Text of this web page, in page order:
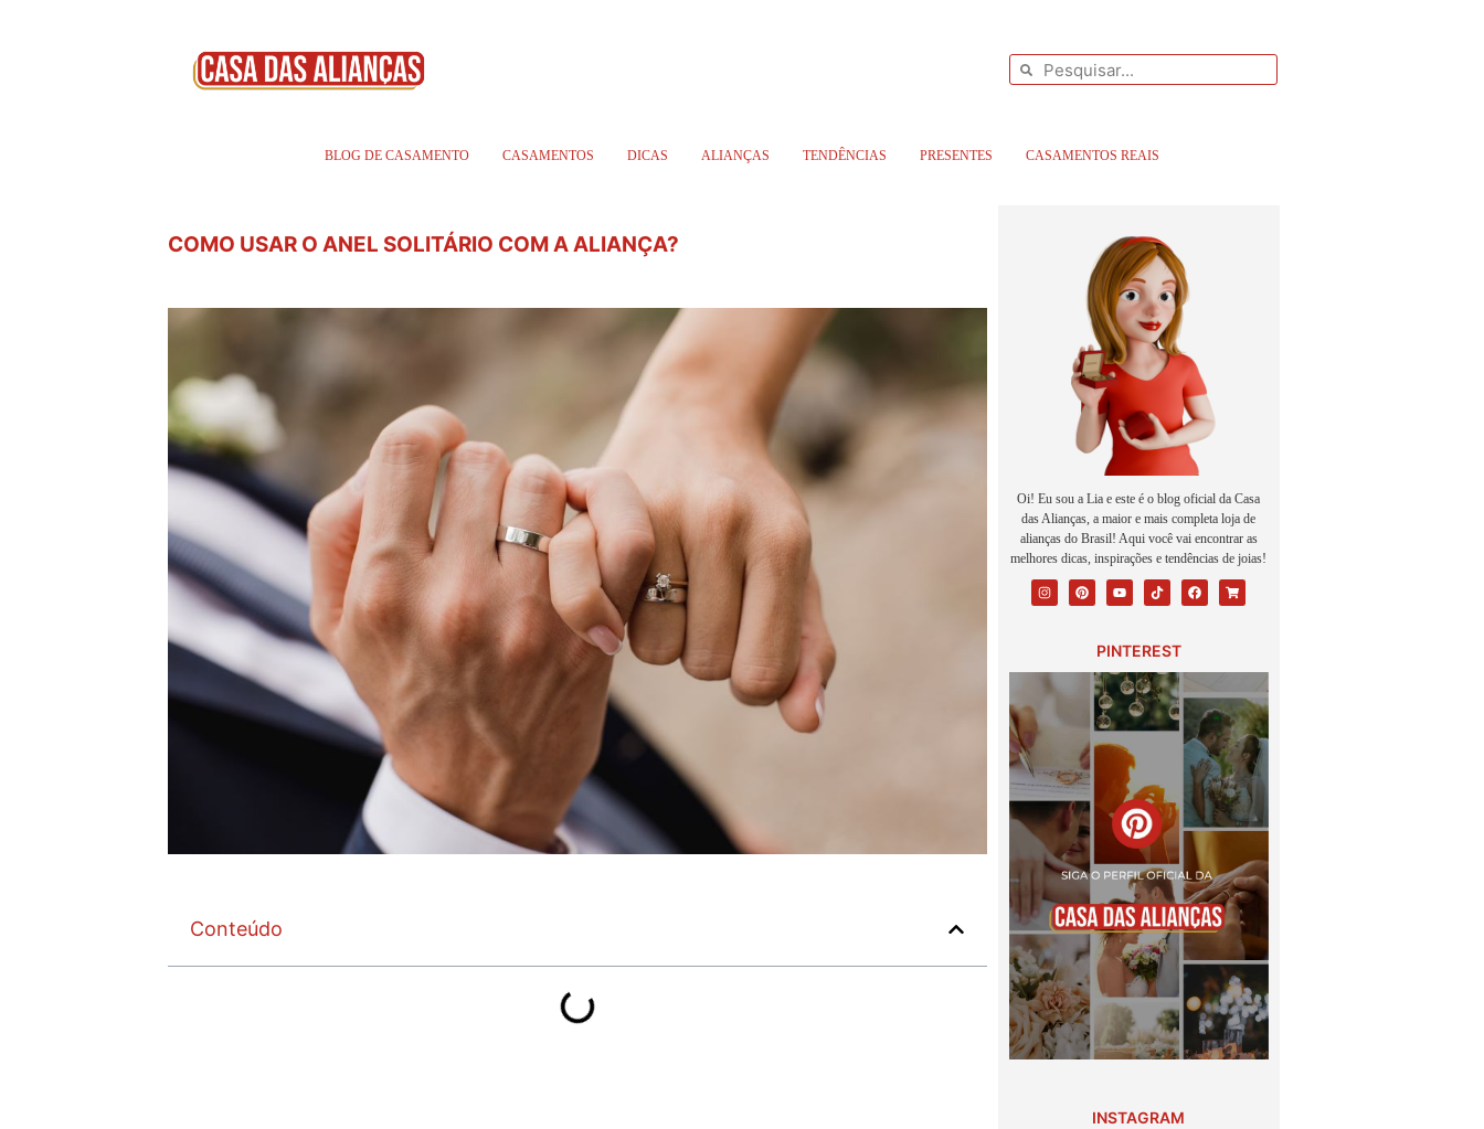
BLOG DE CASAMENTO CASAMENTOS DICAS ALIANÇAS TENDÊNCIAS PRESENTES CASAMENTOS REAIS
COMO USAR O ANEL SOLITÁRIO COM A ALIANÇA?
Conteúdo
Oi! Eu sou a Lia e este é o blog oficial da Casa
das Alianças, a maior e mais completa loja de
alianças do Brasil! Aqui você vai encontrar as
melhores dicas, inspirações e tendências de joias!
PINTEREST
INSTAGRAM